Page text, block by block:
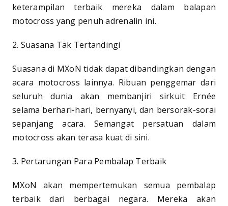
keterampilan terbaik mereka dalam balapan
motocross yang penuh adrenalin ini.
2. Suasana Tak Tertandingi
Suasana di MXoN tidak dapat dibandingkan dengan
acara motocross lainnya. Ribuan penggemar dari
seluruh dunia akan membanjiri sirkuit Ernée
selama berhari-hari, bernyanyi, dan bersorak-sorai
sepanjang acara. Semangat persatuan dalam
motocross akan terasa kuat di sini.
3. Pertarungan Para Pembalap Terbaik
MXoN akan mempertemukan semua pembalap
terbaik dari berbagai negara. Mereka akan